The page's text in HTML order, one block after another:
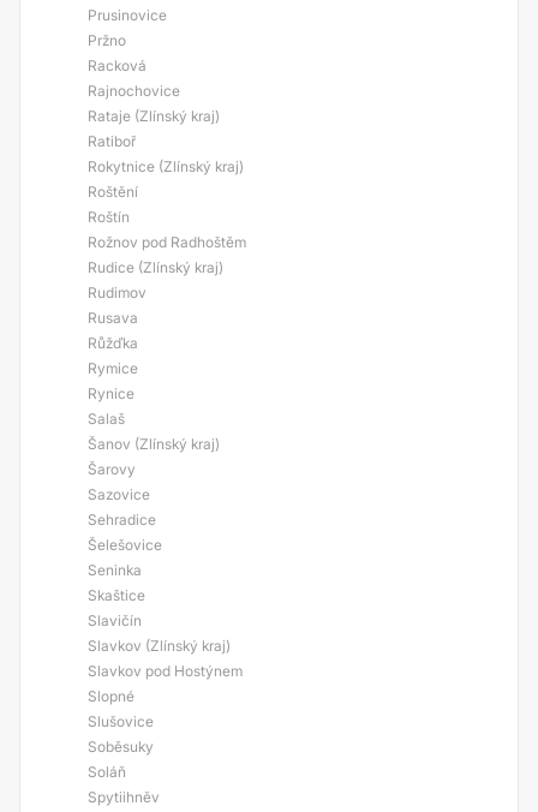
Prusinovice
Pržno
Racková
Rajnochovice
Rataje (Zlínský kraj)
Ratiboř
Rokytnice (Zlínský kraj)
Roštění
Roštín
Rožnov pod Radhoštěm
Rudice (Zlínský kraj)
Rudimov
Rusava
Růžďka
Rymice
Rynice
Salaš
Šanov (Zlínský kraj)
Šarovy
Sazovice
Sehradice
Šelešovice
Seninka
Skaštice
Slavičín
Slavkov (Zlínský kraj)
Slavkov pod Hostýnem
Slopné
Slušovice
Soběsuky
Soláň
Spytiihněv